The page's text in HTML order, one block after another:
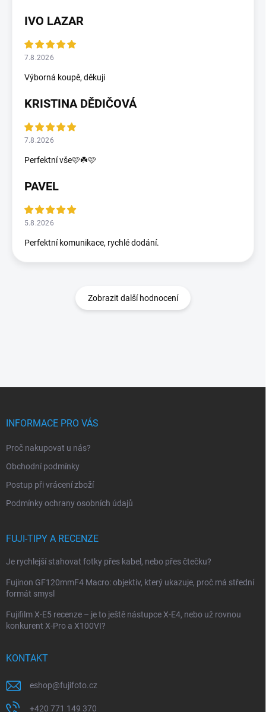
IVO LAZAR
7.8.2026
Výborná koupě, děkuji
KRISTINA DĚDIČOVÁ
7.8.2026
Perfektní vše🩷☘️🩷
PAVEL
5.8.2026
Perfektní komunikace, rychlé dodání.
Zobrazit další hodnocení
INFORMACE PRO VÁS
Proč nakupovat u nás?
Obchodní podmínky
Postup při vrácení zboží
Podmínky ochrany osobních údajů
FUJI-TIPY A RECENZE
Je rychlejší stahovat fotky přes kabel, nebo přes čtečku?
Fujinon GF120mmF4 Macro: objektiv, který ukazuje, proč má střední
formát smysl
Fujifilm X-E5 recenze – je to ještě nástupce X-E4, nebo už rovnou
konkurent X-Pro a X100VI?
KONTAKT
eshop@fujifoto.cz
+420 771 149 370